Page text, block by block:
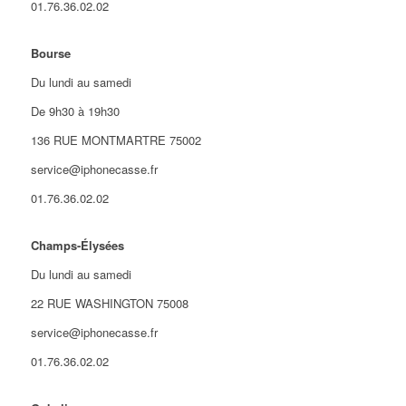
01.76.36.02.02
Bourse
Du lundi au samedi
De 9h30 à 19h30
136 RUE MONTMARTRE 75002
service@iphonecasse.fr
01.76.36.02.02
Champs-Élysées
Du lundi au samedi
22 RUE WASHINGTON 75008
service@iphonecasse.fr
01.76.36.02.02